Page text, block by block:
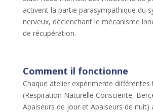
activent la partie parasympathique du
nerveux, déclenchant le mécanisme
de récupération.
Comment il fonctionne
Chaque atelier expérimente différentes
(Respiration Naturelle Consciente,
Apaiseurs de jour et Apaiseurs de nuit)